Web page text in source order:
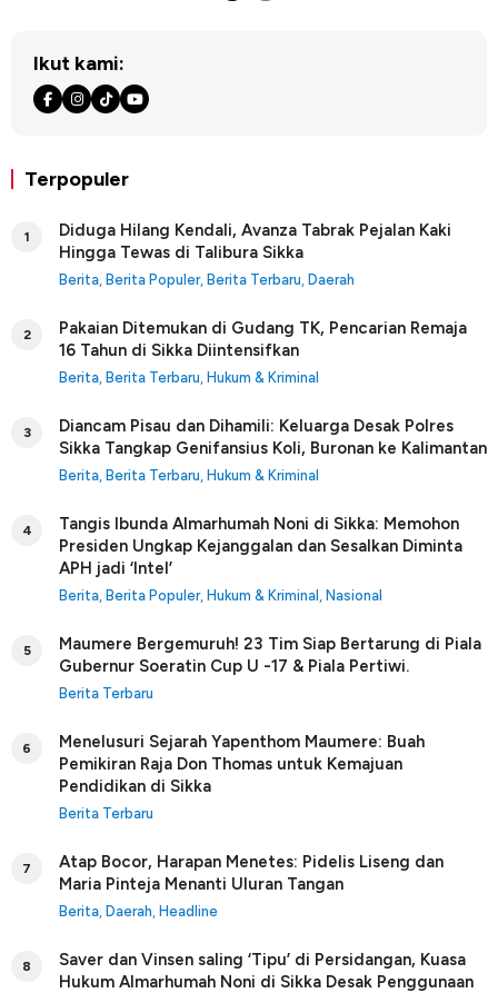
Ikut kami:
Terpopuler
1
Diduga Hilang Kendali, Avanza Tabrak Pejalan Kaki
Hingga Tewas di Talibura Sikka
Berita, Berita Populer, Berita Terbaru, Daerah
2
Pakaian Ditemukan di Gudang TK, Pencarian Remaja
16 Tahun di Sikka Diintensifkan
Berita, Berita Terbaru, Hukum & Kriminal
3
Diancam Pisau dan Dihamili: Keluarga Desak Polres
Sikka Tangkap Genifansius Koli, Buronan ke Kalimantan
Berita, Berita Terbaru, Hukum & Kriminal
4
Tangis Ibunda Almarhumah Noni di Sikka: Memohon
Presiden Ungkap Kejanggalan dan Sesalkan Diminta
APH jadi ‘Intel’
Berita, Berita Populer, Hukum & Kriminal , Nasional
5
Maumere Bergemuruh! 23 Tim Siap Bertarung di Piala
Gubernur Soeratin Cup U -17 & Piala Pertiwi.
Berita Terbaru
6
Menelusuri Sejarah Yapenthom Maumere: Buah
Pemikiran Raja Don Thomas untuk Kemajuan
Pendidikan di Sikka
Berita Terbaru
7
Atap Bocor, Harapan Menetes: Pidelis Liseng dan
Maria Pinteja Menanti Uluran Tangan
Berita, Daerah, Headline
8
Saver dan Vinsen saling ‘Tipu’ di Persidangan, Kuasa
Hukum Almarhumah Noni di Sikka Desak Penggunaan